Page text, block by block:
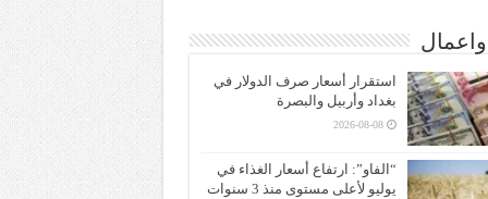
استقرار أسعار صرف الدولار في
بغداد وأربيل والبصرة
2026-08-08
“الفاو”: ارتفاع أسعار الغذاء في
يوليو لأعلى مستوى منذ 3 سنوات